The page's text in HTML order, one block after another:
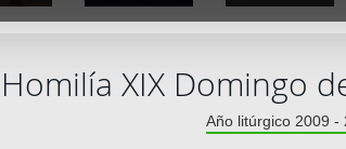
Homilía XIX Domingo
Año litúrgico 2009 -